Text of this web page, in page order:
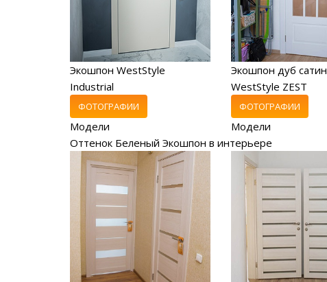
Экошпон WestStyle
Industrial
ФОТОГРАФИИ
Модели
Экошпон дуб сатин
WestStyle ZEST
ФОТОГРАФИИ
Модели
Оттенок Беленый Экошпон в интерьере